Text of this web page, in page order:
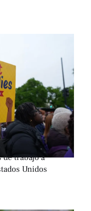
trabajo a
Unidos